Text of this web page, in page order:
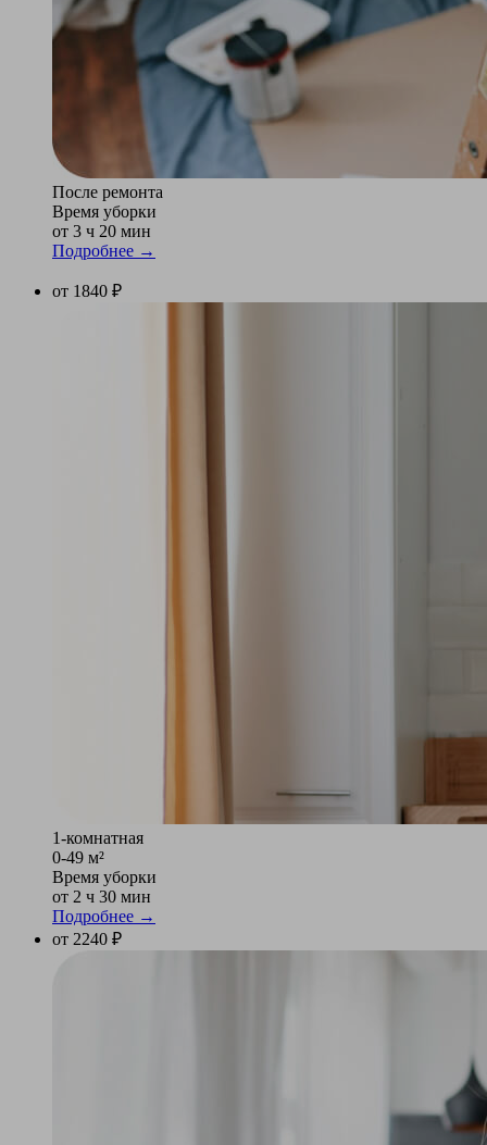
После ремонта
Время уборки
от 3 ч 20 мин
Подробнее →
от 1840 ₽
1-комнатная
0-49 м²
Время уборки
от 2 ч 30 мин
Подробнее →
от 2240 ₽